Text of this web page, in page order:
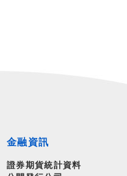
金融資訊
證券期貨統計資料